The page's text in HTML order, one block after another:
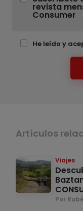
revista
Consumer
He leído y
Artículos
Viajes
Por